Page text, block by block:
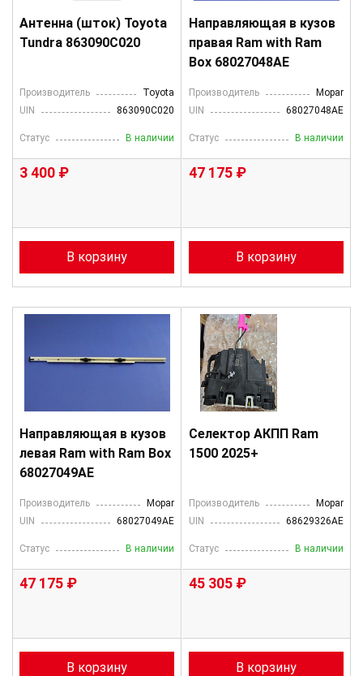
Антенна (шток) Toyota
Tundra 863090C020
Производитель
Toyota
UIN
863090C020
Статус В наличии
3 400 ₽
В корзину
Направляющая в кузов
правая Ram with Ram
Box 68027048AE
Производитель
Mopar
UIN
68027048AE
Статус В наличии
47 175 ₽
В корзину
Направляющая в кузов
левая Ram with Ram Box
68027049AE
Производитель
Mopar
UIN
68027049AE
Статус В наличии
47 175 ₽
В корзину
Селектор АКПП Ram
1500 2025+
Производитель
Mopar
UIN
68629326AE
Статус В наличии
45 305 ₽
В корзину